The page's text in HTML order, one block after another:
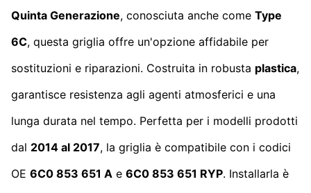
Quinta Generazione, conosciuta anche come Type
6C, questa griglia offre un'opzione affidabile per
sostituzioni e riparazioni. Costruita in robusta plastica,
garantisce resistenza agli agenti atmosferici e una
lunga durata nel tempo. Perfetta per i modelli prodotti
dal 2014 al 2017, la griglia è compatibile con i codici
OE 6C0 853 651 A e 6C0 853 651 RYP. Installarla è